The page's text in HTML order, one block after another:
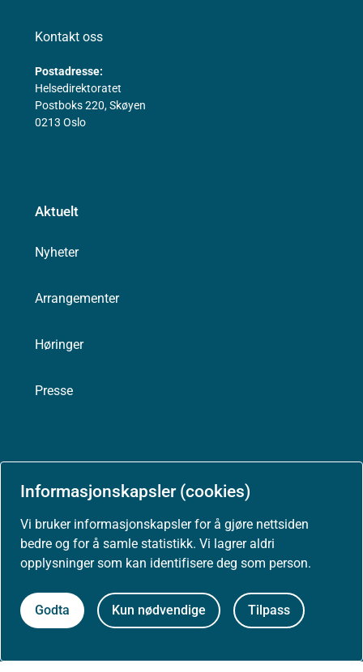
Informasjonskapsler (cookies)
Vi bruker informasjonskapsler for å gjøre nettsiden
bedre og for å samle statistikk. Vi lagrer aldri
opplysninger som kan identifisere deg som person.
Godta Kun nødvendige Tilpass
Kontakt oss
Postadresse:
Helsedirektoratet
Postboks 220, Skøyen
0213 Oslo
Aktuelt
Nyheter
Arrangementer
Høringer
Presse
Om nettstedet
Personvernerklæring
Tilgjengelighetserklæring (uustatus.no)
Besøksstatistikk og informasjonskapsler
Nyhetsvarsel og abonnement